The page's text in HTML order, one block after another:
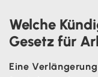
Welche
Gesetz für
Eine